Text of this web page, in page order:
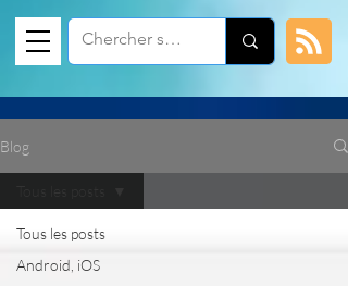
Blog
Tous les posts
Android, iOS